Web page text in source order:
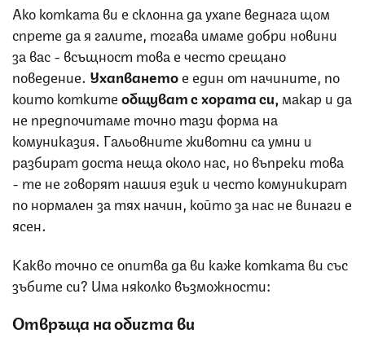
Ако котката ви е склонна да ухапе веднага щом
спрете да я галите, тогава имаме добри новини
за вас - всъщност това е често срещано
поведение. Ухапванетое един от начините, по
които коткитеобщуват с хората си, макар и да
не предпочитаме точно тази форма на
комуниказия. Гальовните животни са умни и
разбират доста неща около нас, но въпреки това
- те не говорят нашия език и често комуникират
по нормален за тях начин, който за нас не винаги е
ясен.
Какво точно се опитва да ви каже котката ви със
зъбите си? Има няколко възможности:
Отвръща на обичта ви